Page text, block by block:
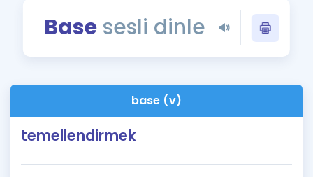
Blog
İngilizce Gramer
Basesesli dinle
base (v)
temellendirmek